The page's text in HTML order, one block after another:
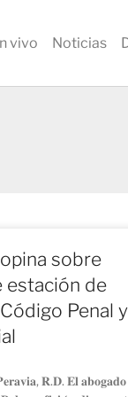
vivo Noticias
sobre
estación de
Penal y
𝐑.𝐃. 𝐄𝐥 𝐚𝐛𝐨𝐠𝐚𝐝𝐨